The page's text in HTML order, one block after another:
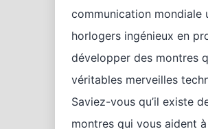
communication mondiale
horlogers ingénieux en
développer des montres
véritables merveilles
Saviez-vous qu’il existe
montres qui vous aident